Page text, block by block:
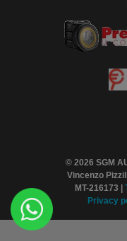
© 2026 SGM
Vincenzo
MT-216173 |
Privacy